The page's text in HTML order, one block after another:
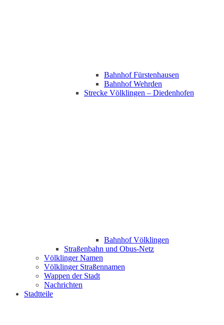
Bahnhof Fürstenhausen
Bahnhof Wehrden
Strecke Völklingen – Diedenhofen
Bahnhof Völklingen
Straßenbahn und Obus-Netz
Völklinger Namen
Völklinger Straßennamen
Wappen der Stadt
Nachrichten
Stadtteile